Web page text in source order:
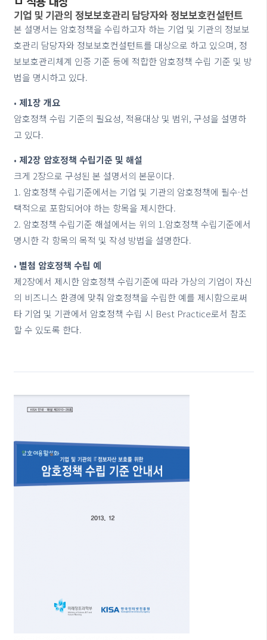
기업 및 기관의 정보보호관리 담당자와 정보보호컨설턴트
본 설명서는 암호정책을 수립하고자 하는 기업 및 기관의 정보보
호관리 담당자와 정보보호컨설턴트를 대상으로 하고 있으며, 정
보보호관리체계 인증 기준 등에 적합한 암호정책 수립 기준 및 방
법을 명시하고 있다.
• 제1장 개요
암호정책 수립 기준의 필요성, 적용대상 및 범위, 구성을 설명하
고 있다.
• 제2장 암호정책 수립기준 및 해설
크게 2장으로 구성된 본 설명서의 본문이다.
1. 암호정책 수립기준에서는 기업 및 기관의 암호정책에 필수·선
택적으로 포함되어야 하는 항목을 제시한다.
2. 암호정책 수립기준 해설에서는 위의 1.암호정책 수립기준에서
명시한 각 항목의 목적 및 작성 방법을 설명한다.
• 별첨 암호정책 수립 예
제2장에서 제시한 암호정책 수립기준에 따라 가상의 기업이 자신
의 비즈니스 환경에 맞춰 암호정책을 수립한 예를 제시함으로써
타 기업 및 기관에서 암호정책 수립 시 Best Practice로서 참조
할 수 있도록 한다.